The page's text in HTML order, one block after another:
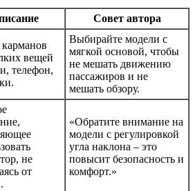
Совет автора
вещей
телефон,
Выбирайте модели с
мягкой основой, чтобы
не мешать движению
пассажиров и не
мешать обзору.
не
от
«Обратите внимание на
модели с регулировкой
угла наклона – это
повысит безопасность и
комфорт.»